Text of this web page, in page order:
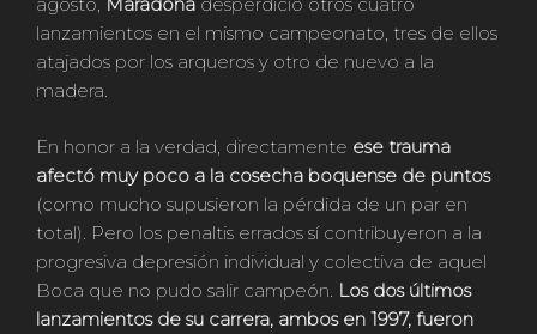
agosto, Maradona desperdició otros cuatro
lanzamientos en el mismo campeonato, tres de ellos
atajados por los arqueros y otro de nuevo a la
madera.
En honor a la verdad, directamente ese trauma
afectó muy poco a la cosecha boquense de puntos
(como mucho supusieron la pérdida de un par en
total). Pero los penaltis errados sí contribuyeron a la
progresiva depresión individual y colectiva de aquel
Boca que no pudo salir campeón. Los dos últimos
lanzamientos de su carrera, ambos en 1997, fueron